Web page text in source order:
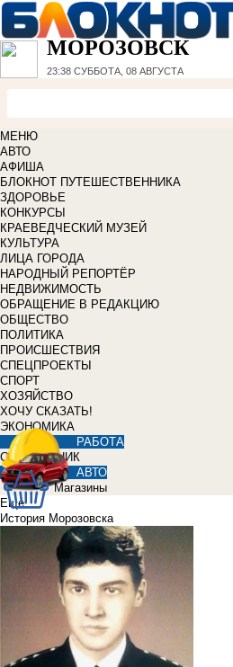
МОРОЗОВСК
23:38 СУББОТА, 08 АВГУСТА
МЕНЮ
АВТО
АФИША
БЛОКНОТ ПУТЕШЕСТВЕННИКА
ЗДОРОВЬЕ
КОНКУРСЫ
КРАЕВЕДЧЕСКИЙ МУЗЕЙ
КУЛЬТУРА
ЛИЦА ГОРОДА
НАРОДНЫЙ РЕПОРТЁР
НЕДВИЖИМОСТЬ
ОБРАЩЕНИЕ В РЕДАКЦИЮ
ОБЩЕСТВО
ПОЛИТИКА
ПРОИСШЕСТВИЯ
СПЕЦПРОЕКТЫ
СПОРТ
ХОЗЯЙСТВО
ХОЧУ СКАЗАТЬ!
ЭКОНОМИКА
РАБОТА
СПРАВОЧНИК
АВТО
Магазины
Еще
История Морозовска